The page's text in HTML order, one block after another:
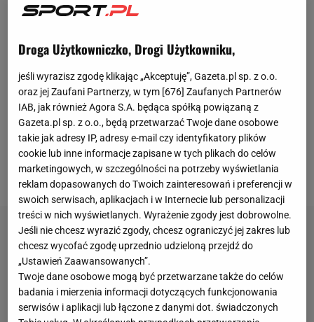
FC Barcelonie. Najlepszy dla niego był ten ostatni - w
cieszył się z mistrzostwaHiszpaniioraz triumfu w
Pucharze Króla. Kibice Blaugrany zazwyczaj nie
pamiętają o metrycepolskiegonapastnika, bo nic
nie wskazuje na to, żeby miał lada moment stracić
wysoką formę. Co jakiś czas pojawiają się jednak
pogłoski czy komentarze o potencjalnych
następcach oraz rywalach Lewego.
Droga Użytkowniczko, Drogi Użytkowniku,
jeśli wyrazisz zgodę klikając „Akceptuję”, Gazeta.pl sp. z o.o.
oraz jej Zaufani Partnerzy, w tym [676] Zaufanych Partnerów
IAB, jak również Agora S.A. będąca spółką powiązaną z
Gazeta.pl sp. z o.o., będą przetwarzać Twoje dane osobowe
takie jak adresy IP, adresy e-mail czy identyfikatory plików
cookie lub inne informacje zapisane w tych plikach do celów
marketingowych, w szczególności na potrzeby wyświetlania
reklam dopasowanych do Twoich zainteresowań i preferencji w
swoich serwisach, aplikacjach i w Internecie lub personalizacji
treści w nich wyświetlanych. Wyrażenie zgody jest dobrowolne.
Jeśli nie chcesz wyrazić zgody, chcesz ograniczyć jej zakres lub
chcesz wycofać zgodę uprzednio udzieloną przejdź do
„Ustawień Zaawansowanych”.
Twoje dane osobowe mogą być przetwarzane także do celów
badania i mierzenia informacji dotyczących funkcjonowania
serwisów i aplikacji lub łączone z danymi dot. świadczonych